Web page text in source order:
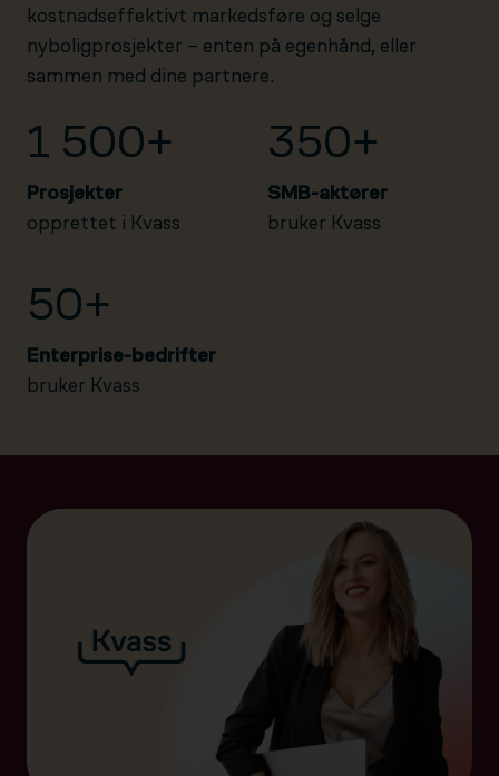
kostnadseffektivt markedsføre og selge
nyboligprosjekter – enten på egenhånd, eller
sammen med dine partnere.
1 500+
Prosjekter
opprettet i Kvass
350+
SMB-aktører
bruker Kvass
50+
Enterprise-bedrifter
bruker Kvass